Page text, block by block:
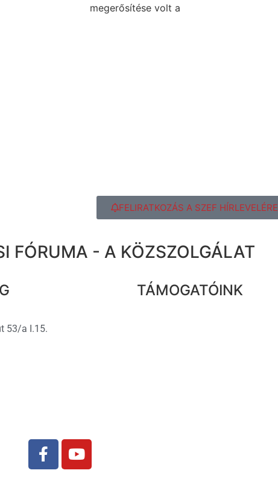
megerősítése volt a
FELIRATKOZÁS A SZEF HÍRLEVELÉRE
FÓRUMA - A KÖZSZOLGÁLAT
53/a I.15.
TÁMOGATÓINK